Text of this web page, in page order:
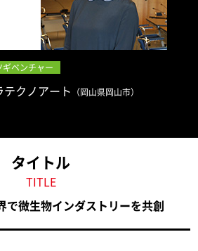
ギベンチャー
テクノアート （岡山県岡山市）
タイトル
TITLE
で微生物インダストリーを共創